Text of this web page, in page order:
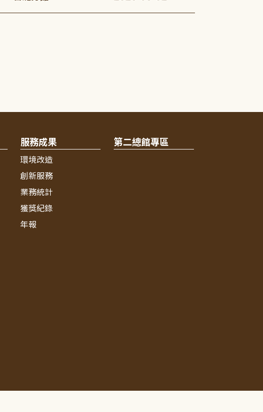
服務成果
環境改造
創新服務
業務統計
獲獎紀錄
年報
第二總館專區